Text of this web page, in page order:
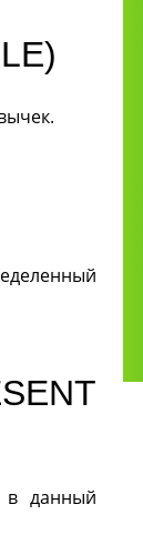
в данный